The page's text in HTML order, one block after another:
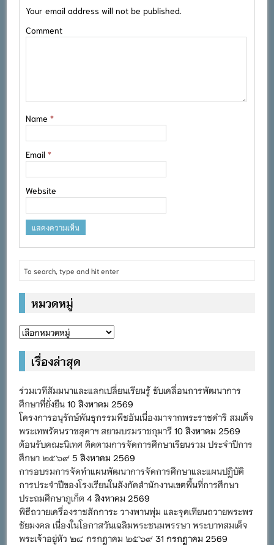
Your email address will not be published.
Comment
Name*
Email*
Website
หมวดหมู่
หมวด
เรื่องล่าสุด
ร่วมเวทีสัมมนาและแลกเปลี่ยนเรียนรู้ ขับเคลื่อนการพัฒนาการ
ศึกษาที่ยั่งยืน 10 สิงหาคม 2569
โครงการอนุรักษ์พันธุกรรมพืชอันเนื่องมาจากพระราชดำริ สมเด็จ
พระเทพรัตนราชสุดาฯ สยามบรมราชกุมารี 10 สิงหาคม 2569
ต้อนรับคณะนิเทศ ติดตามการจัดการศึกษาเรียนรวม ประจำปีการ
ศึกษา ๒๕๖๙ 5 สิงหาคม 2569
การอบรมการจัดทำแผนพัฒนาการจัดการศึกษาและแผนปฏิบัติ
การประจำปีของโรงเรียนในสังกัดสำนักงานเขตพื้นที่การศึกษา
ประถมศึกษาภูเก็ต 4 สิงหาคม 2569
พิธีถวายเครื่องราชสักการะ วางพานพุ่ม และจุดเทียนถวายพระพร
ชัยมงคล เนื่องในโอกาสวันเฉลิมพระชนมพรรษา พระบาทสมเด็จ
พระเจ้าอยู่หัว ๒๘ กรกฎาคม ๒๕๖๙ 31 กรกฎาคม 2569